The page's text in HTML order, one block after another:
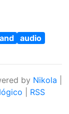
audio
by Nikola
RSS